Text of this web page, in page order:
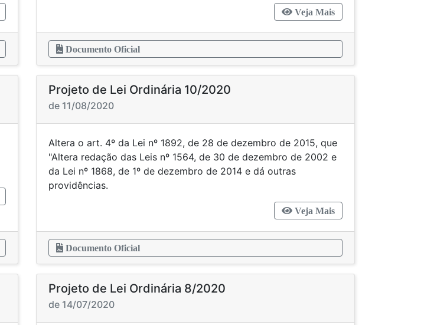
Veja Mais
Documento Oficial
Projeto de Lei Ordinária 10/2020
de 11/08/2020
Altera o art. 4º da Lei nº 1892, de 28 de dezembro de 2015, que
"Altera redação das Leis nº 1564, de 30 de dezembro de 2002 e
da Lei nº 1868, de 1º de dezembro de 2014 e dá outras
providências.
Veja Mais
Documento Oficial
Projeto de Lei Ordinária 8/2020
de 14/07/2020